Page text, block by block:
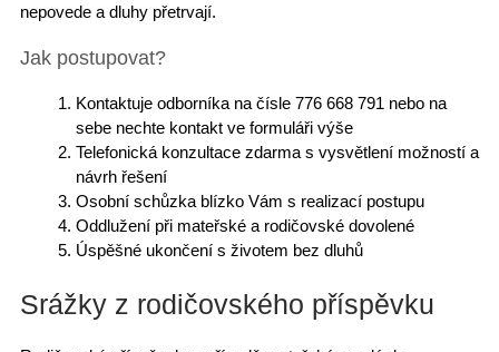
nepovede a dluhy přetrvají.
Jak postupovat?
Kontaktuje odborníka na čísle 776 668 791 nebo na
sebe nechte kontakt ve formuláři výše
Telefonická konzultace zdarma s vysvětlení možností a
návrh řešení
Osobní schůzka blízko Vám s realizací postupu
Oddlužení při mateřské a rodičovské dovolené
Úspěšné ukončení s životem bez dluhů
Srážky z rodičovského příspěvku